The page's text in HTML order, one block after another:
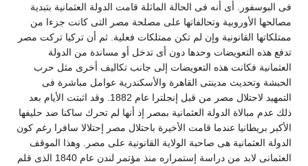
البوسفور. أى أنه فى الحالة الماثلة قامت الدولة العثمانية بتبدية
الأوروبية وتحالفاتها على مصلحة مصر التى كانت جزءا من
القانونية وإن لم تكن ممتلكات فعلية. ثم أن تركيا تركت مصر
هذه التعويضات وحدها دون أى تدخل أو مساندة من الدولة
فكانت هذه التعويضات إلى جانب تكاليف أخرى مثل حرب
وتحديث مدينتى القاهرة والأسكندرية عوامل مباشرة فى
التمهيد لاحتلال مصر من قبل إنجلترا عام 1882. وقد اثبتت الأيام بعد
عدم مبالاة الدولة العثمانية بمصر إذ أنها لم تحرك ساكنا ضد حليفها
بريطانيا عندما قامت الأخيرة باحتلال مصر إحتلالا سافرا رغم كون
العثمانية هى صاحبة الولاية القانونية على مصر. وهذا الموقف
العثمانى لابد من دراسة إستمراره منذ مؤتمر لندن عام 1840 الذى قلم